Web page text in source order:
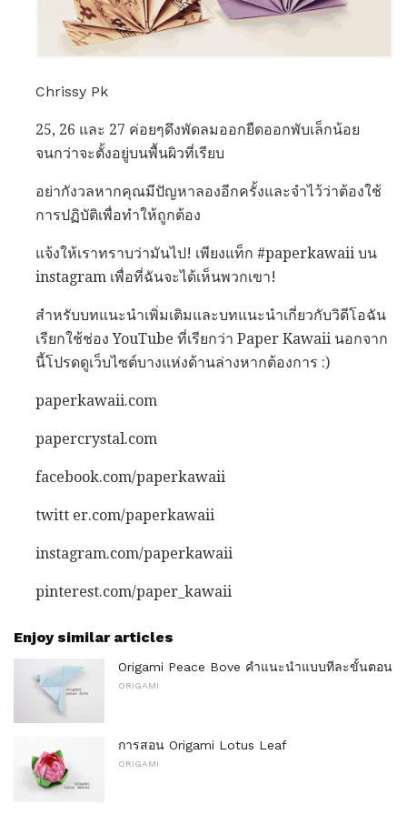
Chrissy Pk
25, 26 และ 27 ค่อยๆดึงพัดลมออกยืดออกพับเล็กน้อย
จนกว่าจะตั้งอยู่บนพื้นผิวที่เรียบ
อย่ากังวลหากคุณมีปัญหาลองอีกครั้งและจำไว้ว่าต้องใช้
การปฏิบัติเพื่อทำให้ถูกต้อง
แจ้งให้เราทราบว่ามันไป! เพียงแท็ก #paperkawaii บน
instagram เพื่อที่ฉันจะได้เห็นพวกเขา!
สำหรับบทแนะนำเพิ่มเติมและบทแนะนำเกี่ยวกับวิดีโอฉัน
เรียกใช้ช่อง YouTube ที่เรียกว่า Paper Kawaii นอกจาก
นี้โปรดดูเว็บไซต์บางแห่งด้านล่างหากต้องการ :)
paperkawaii.com
papercrystal.com
facebook.com/paperkawaii
twitt er.com/paperkawaii
instagram.com/paperkawaii
pinterest.com/paper_kawaii
Enjoy similar articles
Origami Peace Bove คำแนะนำแบบทีละขั้นตอน
ORIGAMI
การสอน Origami Lotus Leaf
ORIGAMI